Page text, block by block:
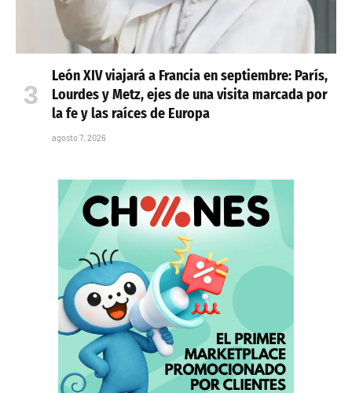
León XIV viajará a Francia en septiembre: París,
Lourdes y Metz, ejes de una visita marcada por
la fe y las raíces de Europa
agosto 7, 2026